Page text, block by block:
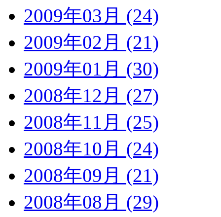
2009年03月 (24)
2009年02月 (21)
2009年01月 (30)
2008年12月 (27)
2008年11月 (25)
2008年10月 (24)
2008年09月 (21)
2008年08月 (29)